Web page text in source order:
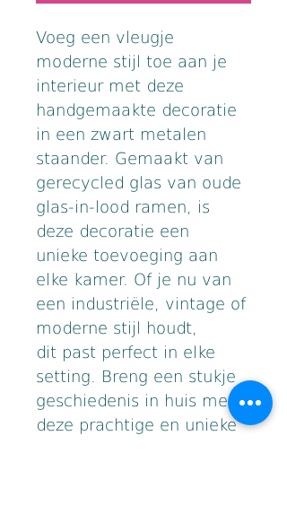
Voeg een vleugje
moderne stijl toe aan je
interieur met deze
handgemaakte decoratie
in een zwart metalen
staander. Gemaakt van
gerecycled glas van oude
glas-in-lood ramen, is
deze decoratie een
unieke toevoeging aan
elke kamer. Of je nu van
een industriële, vintage of
moderne stijl houdt,
dit past perfect in elke
setting. Breng een stukje
geschiedenis in huis met
deze prachtige en unieke